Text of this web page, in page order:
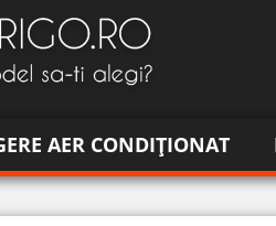
AER CONDIȚIONAT